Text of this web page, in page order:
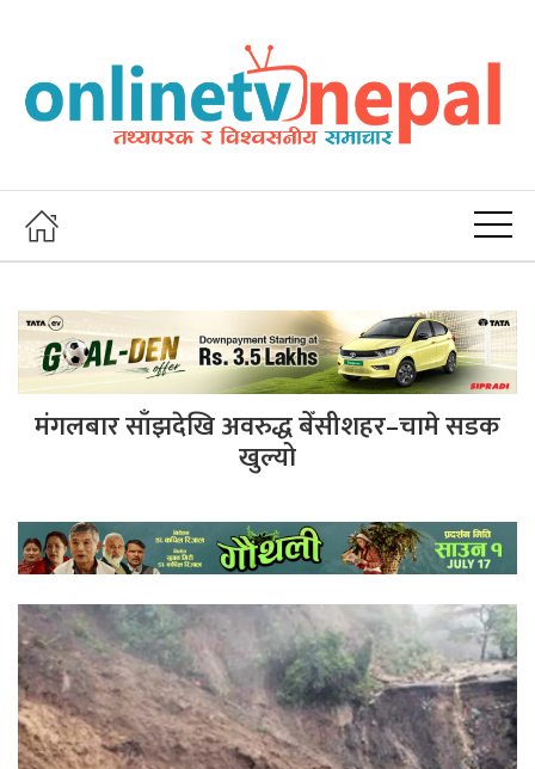
मंगलबार साँझदेखि अवरुद्ध बेँसीशहर–चामे सडक
खुल्यो